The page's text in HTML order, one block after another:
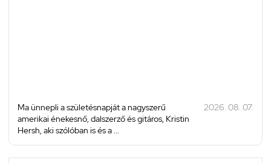
Ma ünnepli a születésnapját a nagyszerű
amerikai énekesnő, dalszerző és gitáros, Kristin
Hersh, aki szólóban is és a ...
2026. 08. 07.